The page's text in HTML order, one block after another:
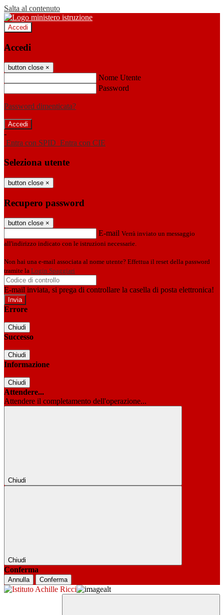
Salta al contenuto
Accedi
Accedi
button close ×
Nome Utente
Password
Password dimenticata?
-
Entra con SPID Entra con CIE
Seleziona utente
button close ×
Recupero password
button close ×
E-mail Verrà inviato un messaggio
all'indirizzo indicato con le istruzioni necessarie.
Non hai una e-mail associata al nome utente? Effettua il reset della password
tramite la Login Spaggiari
E-mail inviata, si prega di controllare la casella di posta elettronica!
Errore
Chiudi
Successo
Chiudi
Informazione
Chiudi
Attendere...
Attendere il completamento dell'operazione...
Chiudi
Chiudi
Conferma
Annulla Conferma